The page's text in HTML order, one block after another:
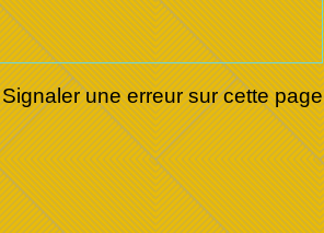
Signaler une erreur sur cette page